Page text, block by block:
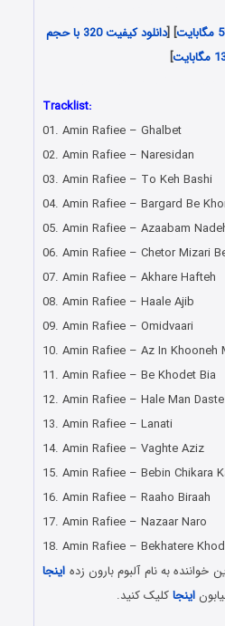
] [
دانلود کیفیت 320 با حجم
]
Tracklist:
01. Amin Rafiee – Ghalbet
02. Amin Rafiee – Naresidan
03. Amin Rafiee – To Keh Bashi
04. Amin Rafiee – Bargard Be
05. Amin Rafiee – Azaabam
06. Amin Rafiee – Chetor Mizari
07. Amin Rafiee – Akhare Hafteh
08. Amin Rafiee – Haale Ajib
09. Amin Rafiee – Omidvaari
10. Amin Rafiee – Az In Khooneh
11. Amin Rafiee – Be Khodet Bia
12. Amin Rafiee – Hale Man
13. Amin Rafiee – Lanati
14. Amin Rafiee – Vaghte Aziz
15. Amin Rafiee – Bebin Chikara
16. Amin Rafiee – Raaho Biraah
17. Amin Rafiee – Nazaar Naro
18. Amin Rafiee – Bekhatere
خواننده به نام آلبوم بارون زده اینجا
اینجاکلیک کنید.